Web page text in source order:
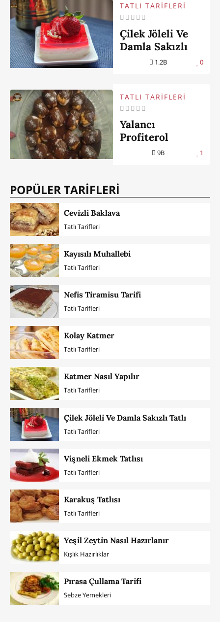
TATLI TARİFLERİ
Çilek Jöleli Ve
Damla Sakızlı
1.2B 0
TATLI TARİFLERİ
Yalancı
Profiterol
9B 1
POPÜLER TARİFLERİ
Cevizli Baklava
Tatlı Tarifleri
Kayısılı Muhallebi
Tatlı Tarifleri
Nefis Tiramisu Tarifi
Tatlı Tarifleri
Kolay Katmer
Tatlı Tarifleri
Katmer Nasıl Yapılır
Tatlı Tarifleri
Çilek Jöleli Ve Damla Sakızlı Tatlı
Tatlı Tarifleri
Vişneli Ekmek Tatlısı
Tatlı Tarifleri
Karakuş Tatlısı
Tatlı Tarifleri
Yeşil Zeytin Nasıl Hazırlanır
Kışlık Hazırlıklar
Pırasa Çullama Tarifi
Sebze Yemekleri